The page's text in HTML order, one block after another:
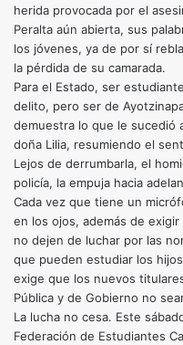
herida provocada por el
Peralta aún abierta, sus
los jóvenes, ya de por sí
la pérdida de su camarada.
Para el Estado, ser
delito, pero ser de
demuestra lo que le sucedió
doña Lilia, resumiendo el
Lejos de derrumbarla, el
policía, la empuja hacia
Cada vez que tiene un
en los ojos, además de
no dejen de luchar por las
que pueden estudiar los
exige que los nuevos
Pública y de Gobierno no
La lucha no cesa. Este
Federación de Estudiantes